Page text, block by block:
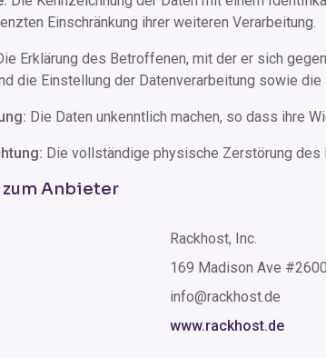
Einschränkung ihrer weiteren Verarbeitung.
Erklärung des Betroffenen, mit der er sich
die Einstellung der Datenverarbeitung sowie
Die Daten unkenntlich machen, so dass ihre
Die vollständige physische Zerstörung des
Anbieter
Rackhost, Inc.
169 Madison Ave
info@rackhost.de
www.rackhost.de